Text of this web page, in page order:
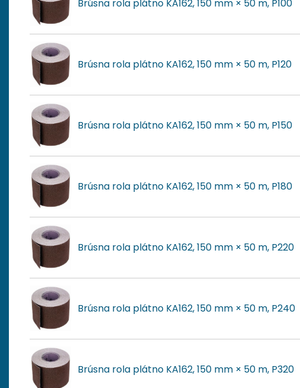
Brúsna rola plátno KA162, 150 mm × 50 m, P100
Brúsna rola plátno KA162, 150 mm × 50 m, P120
Brúsna rola plátno KA162, 150 mm × 50 m, P150
Brúsna rola plátno KA162, 150 mm × 50 m, P180
Brúsna rola plátno KA162, 150 mm × 50 m, P220
Brúsna rola plátno KA162, 150 mm × 50 m, P240
Brúsna rola plátno KA162, 150 mm × 50 m, P320